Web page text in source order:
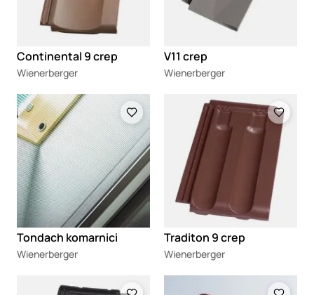
Continental 9 crep
Wienerberger
V11 crep
Wienerberger
Loading
Tondach komarnici
Wienerberger
Loading
Traditon 9 crep
Wienerberger